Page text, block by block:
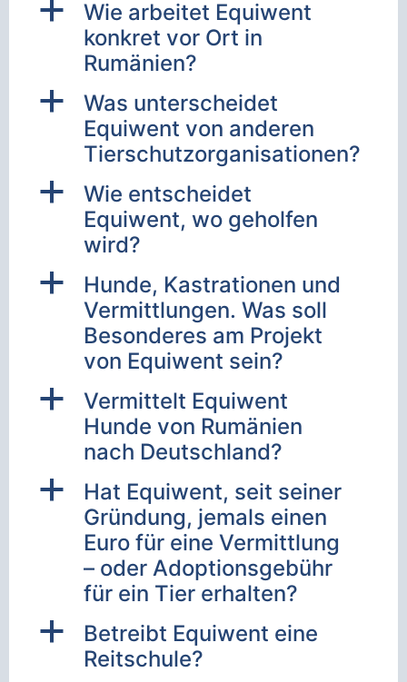
a
Wie arbeitet Equiwent
konkret vor Ort in
Rumänien?
a
Was unterscheidet
Equiwent von anderen
Tierschutzorganisationen?
a
Wie entscheidet
Equiwent, wo geholfen
wird?
a
Hunde, Kastrationen und
Vermittlungen. Was soll
Besonderes am Projekt
von Equiwent sein?
a
Vermittelt Equiwent
Hunde von Rumänien
nach Deutschland?
a
Hat Equiwent, seit seiner
Gründung, jemals einen
Euro für eine Vermittlung
– oder Adoptionsgebühr
für ein Tier erhalten?
a
Betreibt Equiwent eine
Reitschule?